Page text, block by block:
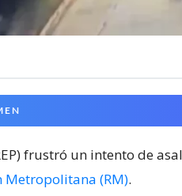
frustró un intento de
Metropolitana (RM).